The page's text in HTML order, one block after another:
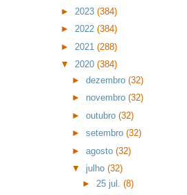
► 2023 (384)
► 2022 (384)
► 2021 (288)
▼ 2020 (384)
► dezembro (32)
► novembro (32)
► outubro (32)
► setembro (32)
► agosto (32)
▼ julho (32)
►25 jul.(8)